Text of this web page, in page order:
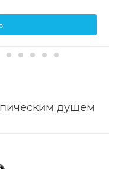
душем